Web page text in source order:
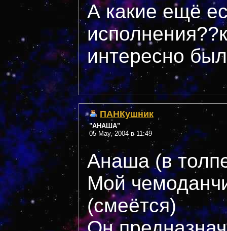
А какие ещё
интересно
ПАНКушник
"АНАША"
05 May, 2004 в 11:49
Анаша (в
Мой
(смеётся)